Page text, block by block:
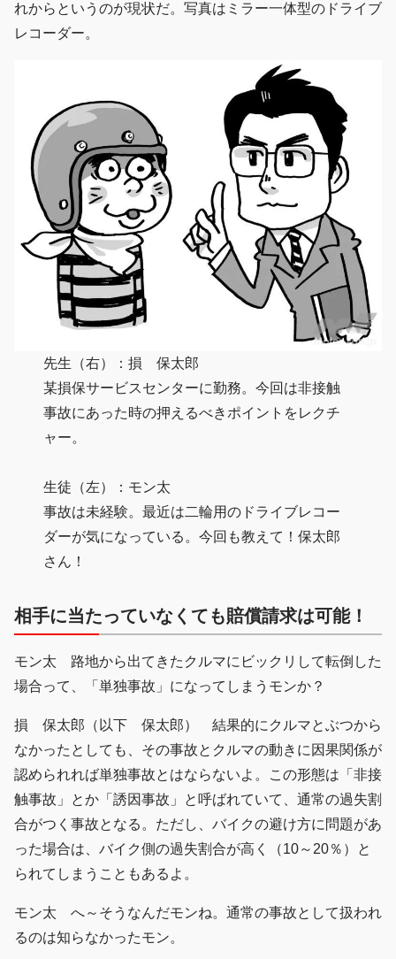
れからというのが現状だ。写真はミラー一体型のドライブ
レコーダー。
先生（右）：損 保太郎
某損保サービスセンターに勤務。今回は非接触
事故にあった時の押えるべきポイントをレクチ
ャー。
生徒（左）：モン太
事故は未経験。最近は二輪用のドライブレコー
ダーが気になっている。今回も教えて！保太郎
さん！
相手に当たっていなくても賠償請求は可能！
モン太 路地から出てきたクルマにビックリして転倒した
場合って、「単独事故」になってしまうモンか？
損 保太郎（以下 保太郎） 結果的にクルマとぶつから
なかったとしても、その事故とクルマの動きに因果関係が
認められれば単独事故とはならないよ。この形態は「非接
触事故」とか「誘因事故」と呼ばれていて、通常の過失割
合がつく事故となる。ただし、バイクの避け方に問題があ
った場合は、バイク側の過失割合が高く（10～20％）と
られてしまうこともあるよ。
モン太 へ～そうなんだモンね。通常の事故として扱われ
るのは知らなかったモン。